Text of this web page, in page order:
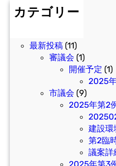
カテゴリー
最新投稿 (11)
審議会 (1)
開催予定 (1)
2025
市議会 (9)
2025年第2
建設環
第2臨
議案詳